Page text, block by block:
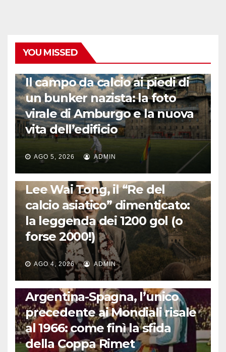
YOU MISSED
Il campo da calcio ai piedi di
un bunker nazista: la foto
virale di Amburgo e la nuova
vita dell’edificio
AGO 5, 2026 ADMIN
LA STORIA DEL CALCIO
Lee Wai Tong, il “Re del
calcio asiatico” dimenticato:
la leggenda dei 1200 gol (o
forse 2000!)
AGO 4, 2026 ADMIN
CALCIO INTERNAZIONALE
Argentina-Spagna, l’unico
precedente ai Mondiali risale
al 1966: come finì la sfida
della Coppa Rimet